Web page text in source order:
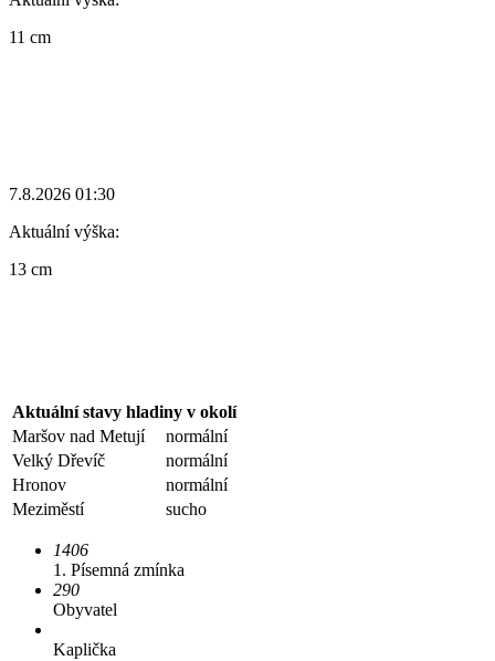
11 cm
7.8.2026 01:30
Aktuální výška:
13 cm
Aktuální stavy hladiny v okolí
Maršov nad Metují
normální
Velký Dřevíč
normální
Hronov
normální
Meziměstí
sucho
1406
1. Písemná zmínka
290
Obyvatel
Kaplička